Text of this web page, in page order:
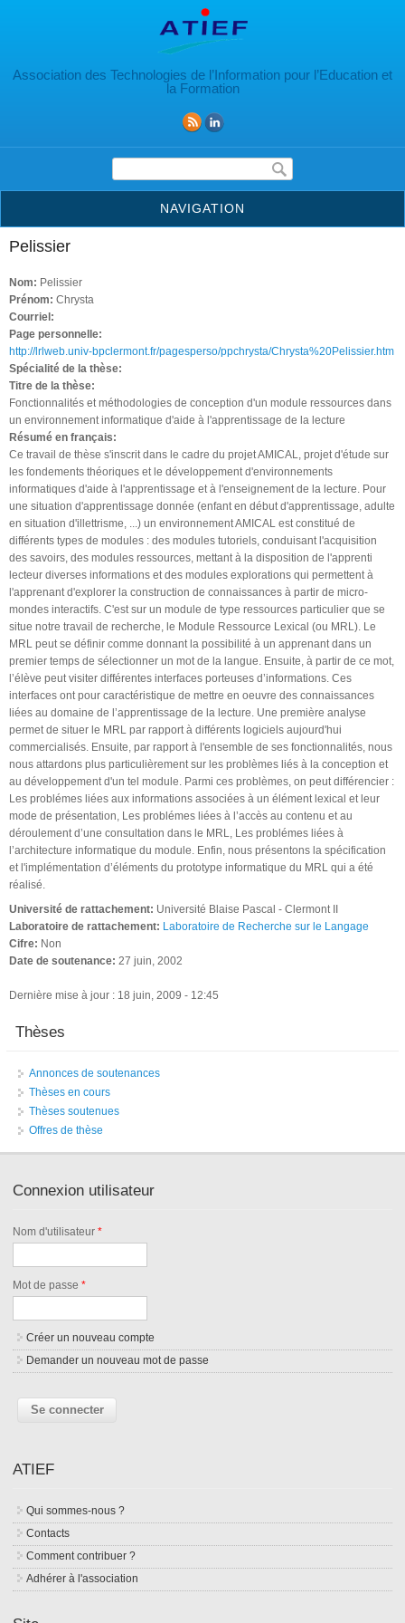
Association des Technologies de l’Information pour l’Education et
la Formation
Formulaire de recherche
NAVIGATION
Pelissier
Nom: Pelissier
Prénom: Chrysta
Courriel:
Page personnelle:
http://lrlweb.univ-bpclermont.fr/pagesperso/ppchrysta/Chrysta%20Pelissier.htm
Spécialité de la thèse:
Titre de la thèse:
Fonctionnalités et méthodologies de conception d'un module ressources dans
un environnement informatique d'aide à l'apprentissage de la lecture
Résumé en français:
Ce travail de thèse s'inscrit dans le cadre du projet AMICAL, projet d'étude sur
les fondements théoriques et le développement d'environnements
informatiques d'aide à l'apprentissage et à l'enseignement de la lecture. Pour
une situation d'apprentissage donnée (enfant en début d'apprentissage, adulte
en situation d'illettrisme, ...) un environnement AMICAL est constitué de
différents types de modules : des modules tutoriels, conduisant l'acquisition
des savoirs, des modules ressources, mettant à la disposition de l'apprenti
lecteur diverses informations et des modules explorations qui permettent à
l'apprenant d'explorer la construction de connaissances à partir de micro-
mondes interactifs. C'est sur un module de type ressources particulier que se
situe notre travail de recherche, le Module Ressource Lexical (ou MRL). Le
MRL peut se définir comme donnant la possibilité à un apprenant dans un
premier temps de sélectionner un mot de la langue. Ensuite, à partir de ce mot,
l’élève peut visiter différentes interfaces porteuses d’informations. Ces
interfaces ont pour caractéristique de mettre en oeuvre des connaissances
liées au domaine de l’apprentissage de la lecture. Une première analyse
permet de situer le MRL par rapport à différents logiciels aujourd'hui
commercialisés. Ensuite, par rapport à l'ensemble de ses fonctionnalités, nous
nous attardons plus particulièrement sur les problèmes liés à la conception et
au développement d'un tel module. Parmi ces problèmes, on peut différencier :
Les problémes liées aux informations associées à un élément lexical et leur
mode de présentation, Les problémes liées à l’accès au contenu et au
déroulement d’une consultation dans le MRL, Les problémes liées à
l’architecture informatique du module. Enfin, nous présentons la spécification
et l'implémentation d’éléments du prototype informatique du MRL qui a été
réalisé.
Université de rattachement: Université Blaise Pascal - Clermont II
Laboratoire de rattachement: Laboratoire de Recherche sur le Langage
Cifre: Non
Date de soutenance: 27 juin, 2002
Dernière mise à jour : 18 juin, 2009 - 12:45
Thèses
Annonces de soutenances
Thèses en cours
Thèses soutenues
Offres de thèse
Connexion utilisateur
Nom d'utilisateur*
Mot de passe*
Créer un nouveau compte
Demander un nouveau mot de passe
ATIEF
Qui sommes-nous ?
Contacts
Comment contribuer ?
Adhérer à l'association